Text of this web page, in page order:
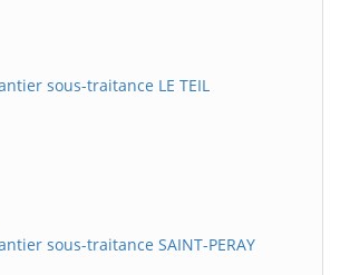
sous-traitance LE TEIL
sous-traitance SAINT-PERAY